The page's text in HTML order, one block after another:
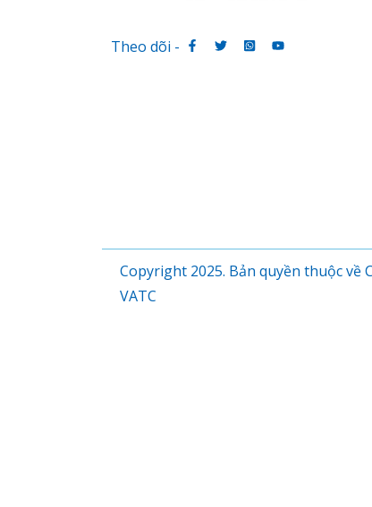
Theo dõi -
Copyright 2025. Bản quyền thuộc về
VATC